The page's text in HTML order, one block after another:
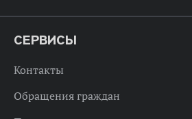
СЕРВИСЫ
Контакты
Обращения граждан